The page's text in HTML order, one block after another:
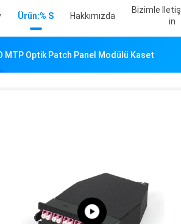
Ürün:% S Hakkımızda
Bizimle
In
MTP Optik Patch Panel Modülü Kaset